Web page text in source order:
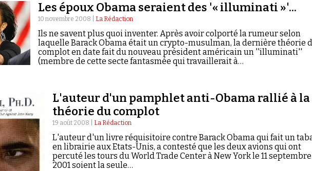
Les époux Obama seraient des '« illuminati »'...
10 novembre 2008 | La Rédaction
Ils ne savent plus quoi inventer. Après avoir colporté la rumeur selon
laquelle Barack Obama était un crypto-musulman, la dernière théorie
complot en date fait du nouveau président américain un ''illuminati''
(membre de cette secte fantasmée qui travaillerait à…
L'auteur d'un pamphlet anti-Obama rallié à la
théorie du complot
19 août 2008 | La Rédaction
L'auteur d'un livre réquisitoire contre Barack Obama qui fait un
en librairie aux Etats-Unis, a contesté que les deux avions qui ont
percuté les tours du World Trade Center à New York le 11 septembre
2001 soient la seule…